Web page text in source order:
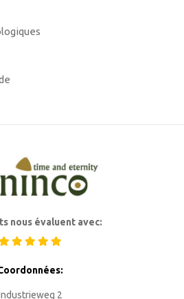
nous évaluent avec:
2